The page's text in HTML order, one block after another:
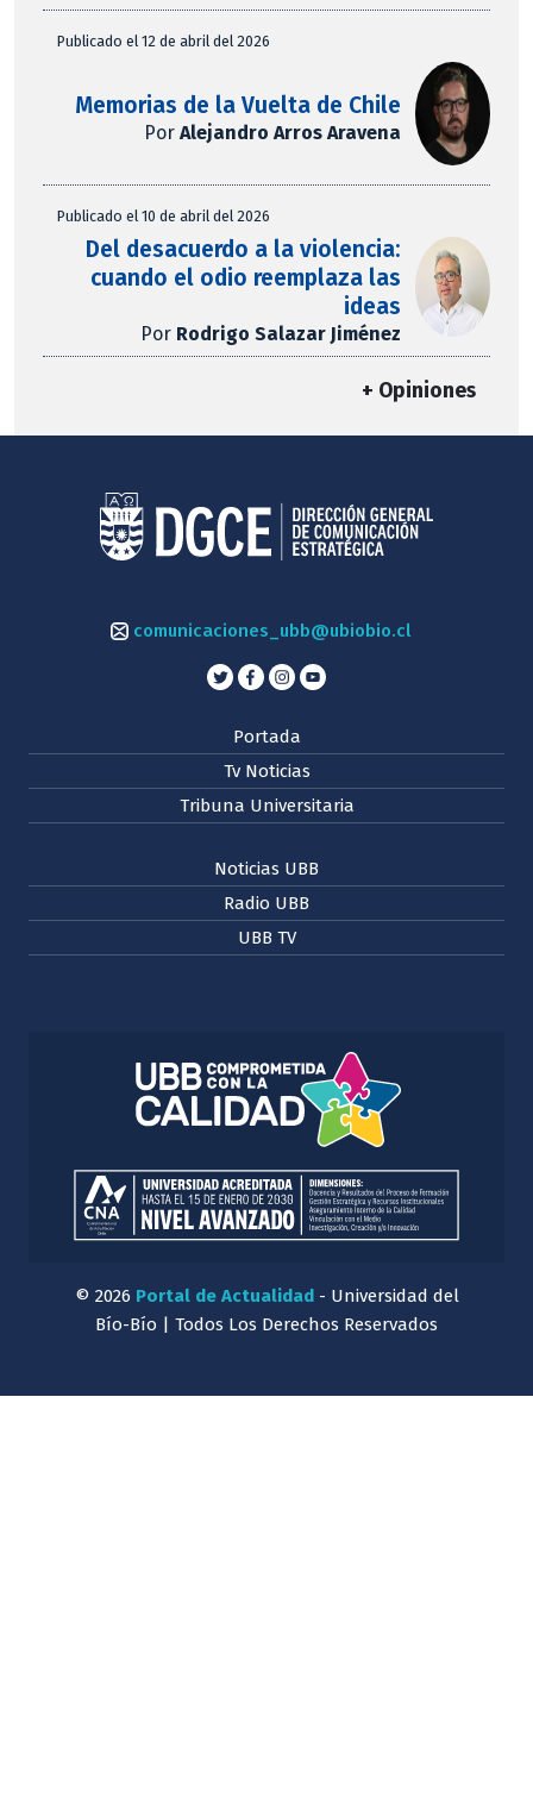
Publicado el 12 de abril del 2026
Memorias de la Vuelta de Chile
PorAlejandro Arros Aravena
Publicado el 10 de abril del 2026
Del desacuerdo a la violencia:
cuando el odio reemplaza las
ideas
Por Rodrigo Salazar Jiménez
+ Opiniones
comunicaciones_ubb@ubiobio.cl
Portada
Tv Noticias
Tribuna Universitaria
Noticias UBB
Radio UBB
UBB TV
© 2026 Portal de Actualidad- Universidad del
Bío-Bío | Todos Los Derechos Reservados